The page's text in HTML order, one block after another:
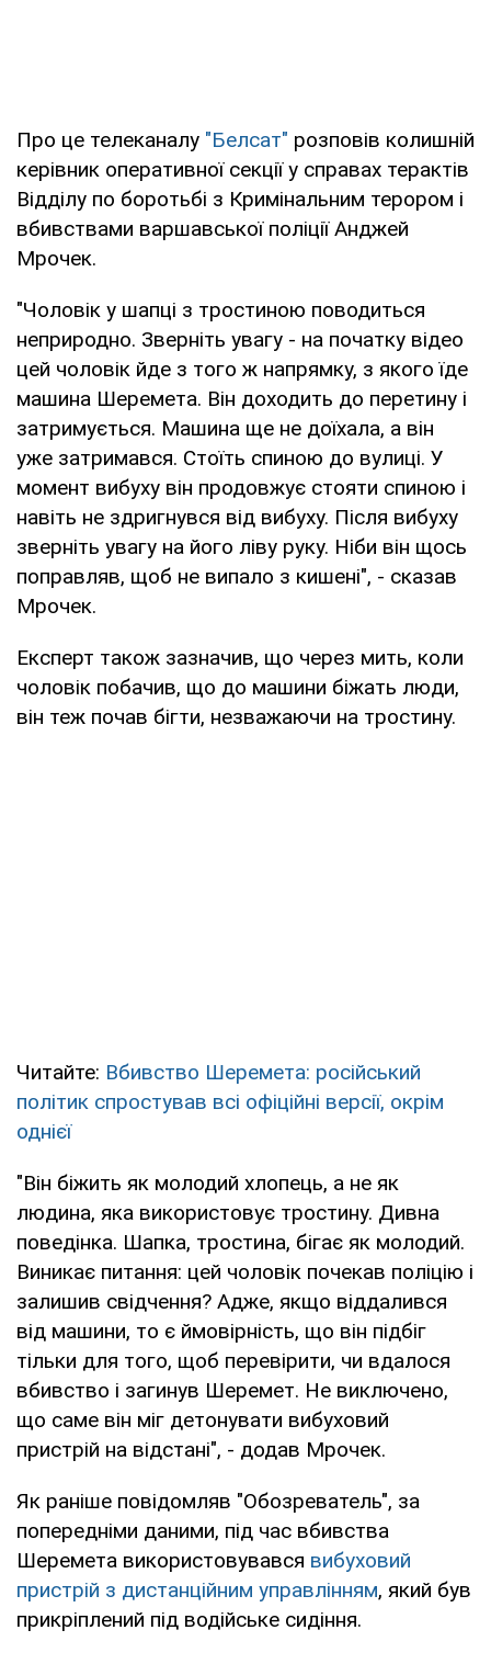
Про це телеканалу "Белсат" розповів колишній
керівник оперативної секції у справах терактів
Відділу по боротьбі з Кримінальним терором і
вбивствами варшавської поліції Анджей
Мрочек.
"Чоловік у шапці з тростиною поводиться
неприродно. Зверніть увагу - на початку відео
цей чоловік йде з того ж напрямку, з якого їде
машина Шеремета. Він доходить до перетину і
затримується. Машина ще не доїхала, а він
уже затримався. Стоїть спиною до вулиці. У
момент вибуху він продовжує стояти спиною і
навіть не здригнувся від вибуху. Після вибуху
зверніть увагу на його ліву руку. Ніби він щось
поправляв, щоб не випало з кишені", - сказав
Мрочек.
Експерт також зазначив, що через мить, коли
чоловік побачив, що до машини біжать люди,
він теж почав бігти, незважаючи на тростину.
Читайте: Вбивство Шеремета: російський
політик спростував всі офіційні версії, окрім
однієї
"Він біжить як молодий хлопець, а не як
людина, яка використовує тростину. Дивна
поведінка. Шапка, тростина, бігає як молодий.
Виникає питання: цей чоловік почекав поліцію і
залишив свідчення? Адже, якщо віддалився
від машини, то є ймовірність, що він підбіг
тільки для того, щоб перевірити, чи вдалося
вбивство і загинув Шеремет. Не виключено,
що саме він міг детонувати вибуховий
пристрій на відстані", - додав Мрочек.
Як раніше повідомляв "Обозреватель", за
попередніми даними, під час вбивства
Шеремета використовувався вибуховий
пристрій з дистанційним управлінням, який був
прикріплений під водійське сидіння.